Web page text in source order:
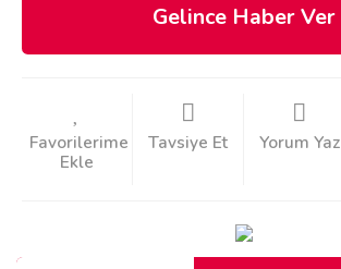
Gelince Haber Ver
Tavsiye Et Yorum Yaz